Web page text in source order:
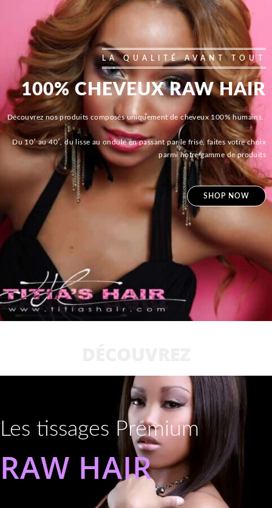
LA QUALITÉ AVANT TOUT
100% CHEVEUX RAW HAIR
Découvrez nos produits composés uniquement de cheveux 100% humains.
Du 10′ au 40′, du lisse au ondulé en passant par le frisé, faites votre choix
parmi notre gamme de produits
SHOP NOW
Les tissages Premium
RAW HAIR